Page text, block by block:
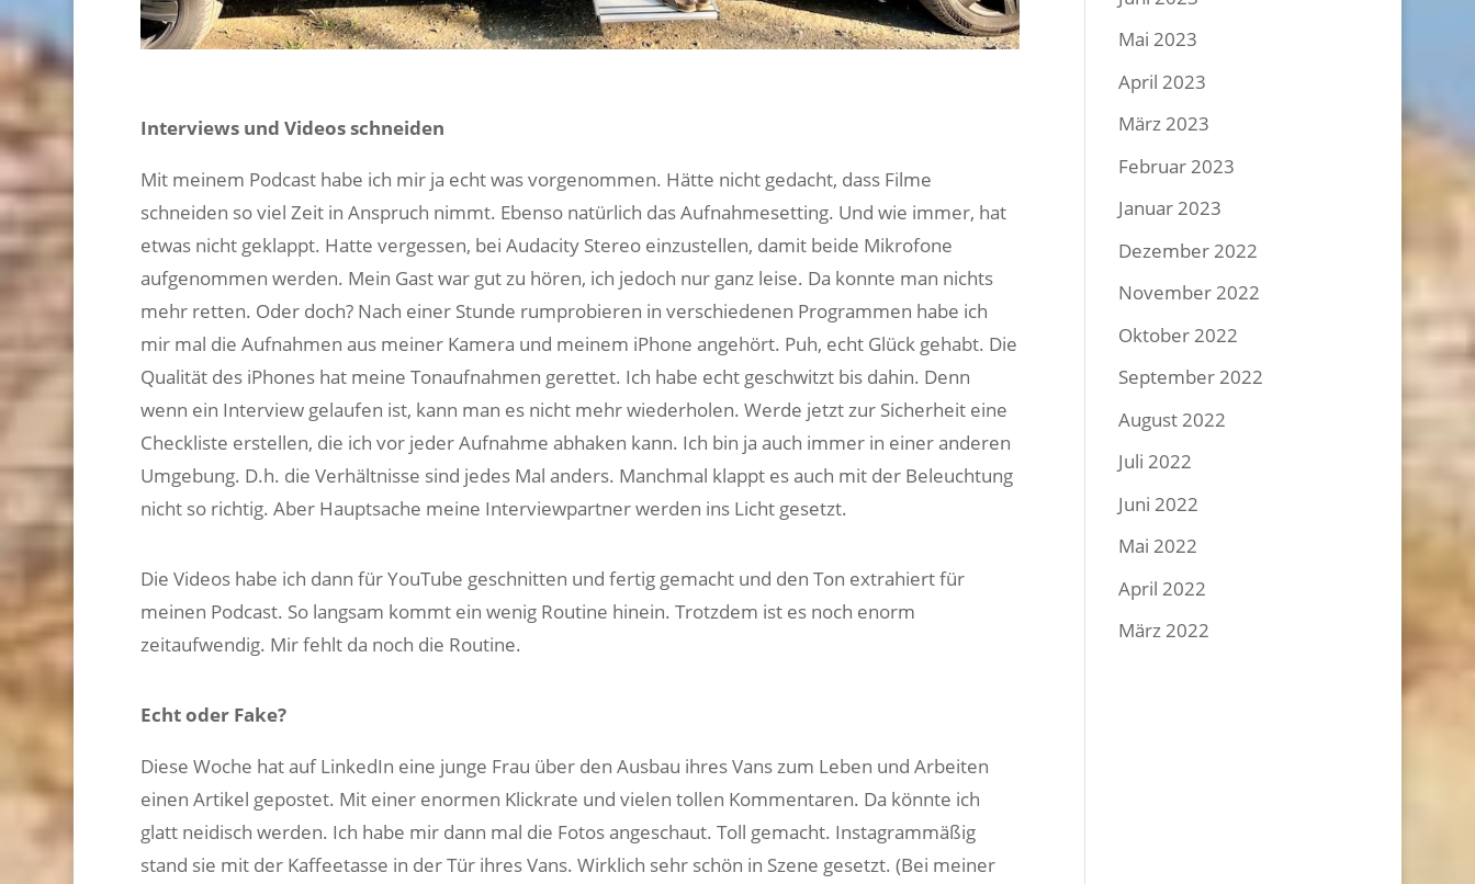
Interviews und Videos schneiden
Mit meinem Podcast habe ich mir ja echt was vorgenommen. Hätte nicht gedacht, dass Filme
schneiden so viel Zeit in Anspruch nimmt. Ebenso natürlich das Aufnahmesetting. Und wie immer, hat
etwas nicht geklappt. Hatte vergessen, bei Audacity Stereo einzustellen, damit beide Mikrofone
aufgenommen werden. Mein Gast war gut zu hören, ich jedoch nur ganz leise. Da konnte man nichts
mehr retten. Oder doch? Nach einer Stunde rumprobieren in verschiedenen Programmen habe ich
mir mal die Aufnahmen aus meiner Kamera und meinem iPhone angehört. Puh, echt Glück gehabt. Die
Qualität des iPhones hat meine Tonaufnahmen gerettet. Ich habe echt geschwitzt bis dahin. Denn
wenn ein Interview gelaufen ist, kann man es nicht mehr wiederholen. Werde jetzt zur Sicherheit eine
Checkliste erstellen, die ich vor jeder Aufnahme abhaken kann. Ich bin ja auch immer in einer anderen
Umgebung. D.h. die Verhältnisse sind jedes Mal anders. Manchmal klappt es auch mit der Beleuchtung
nicht so richtig. Aber Hauptsache meine Interviewpartner werden ins Licht gesetzt.
Die Videos habe ich dann für YouTube geschnitten und fertig gemacht und den Ton extrahiert für
meinen Podcast. So langsam kommt ein wenig Routine hinein. Trotzdem ist es noch enorm
zeitaufwendig. Mir fehlt da noch die Routine.
Echt oder Fake?
Diese Woche hat auf LinkedIn eine junge Frau über den Ausbau ihres Vans zum Leben und Arbeiten
einen Artikel gepostet. Mit einer enormen Klickrate und vielen tollen Kommentaren. Da könnte ich
glatt neidisch werden. Ich habe mir dann mal die Fotos angeschaut. Toll gemacht. Instagrammäßig
stand sie mit der Kaffeetasse in der Tür ihres Vans. Wirklich sehr schön in Szene gesetzt. (Bei meiner
Mai 2023
April 2023
März 2023
Februar 2023
Januar 2023
Dezember 2022
November 2022
Oktober 2022
September 2022
August 2022
Juli 2022
Juni 2022
Mai 2022
April 2022
März 2022